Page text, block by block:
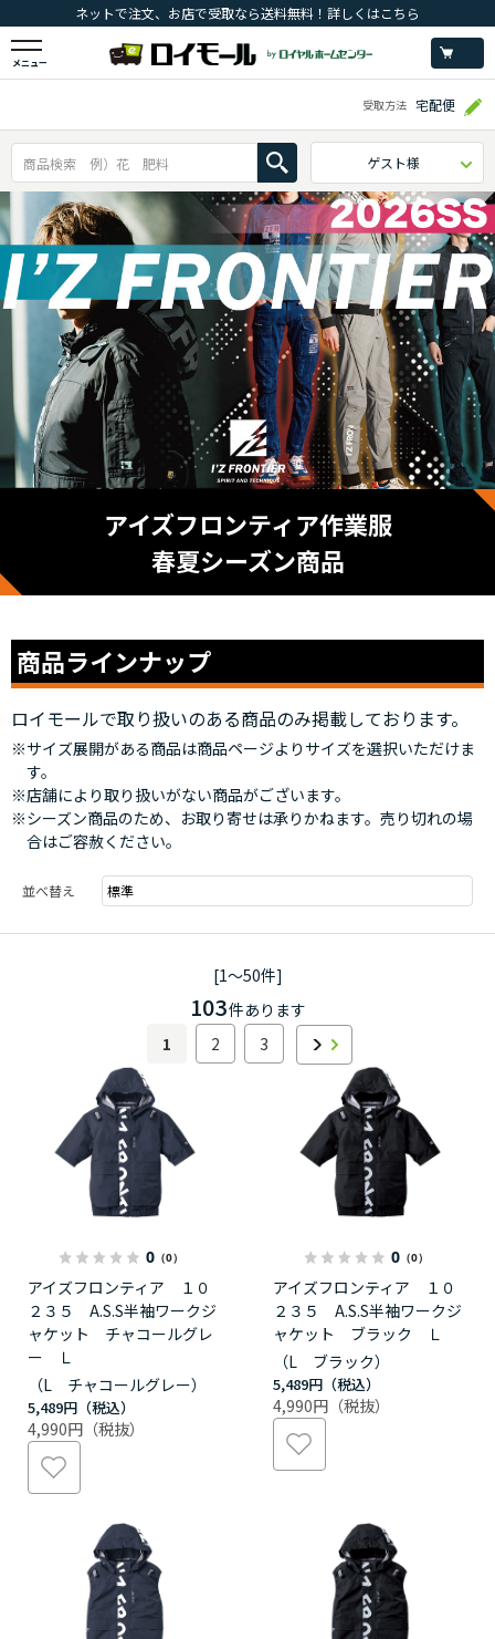
ネットで注文、お店で受取なら送料無料！詳しくはこちら
メニュー
受取方法 宅配便
ゲスト様
アイズフロンティア作業服
春夏シーズン商品
商品ラインナップ
ロイモールで取り扱いのある商品のみ掲載しております。
※サイズ展開がある商品は商品ページよりサイズを選択いただけま
す。
※店舗により取り扱いがない商品がございます。
※シーズン商品のため、お取り寄せは承りかねます。売り切れの場
合はご容赦ください。
並べ替え
[1～50件]
103件あります
1
2 3
0 （0）
アイズフロンティア １０
２３５ A.S.S半袖ワークジ
ャケット チャコールグレ
ー Ｌ
（L チャコールグレー）
5,489円
4,990円
0（0）
アイズフロンティア １０
２３５ A.S.S半袖ワークジ
ャケット ブラック Ｌ
（L ブラック）
5,489円
4,990円